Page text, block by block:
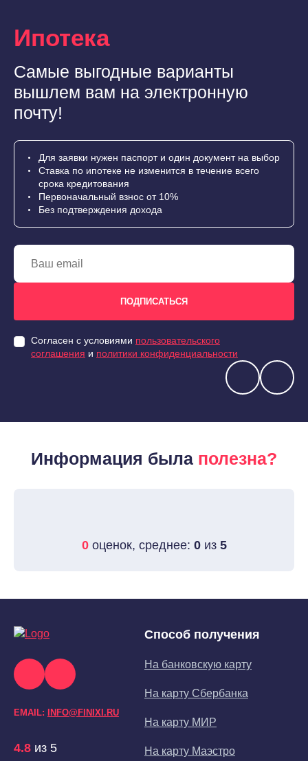
Ипотека
Самые выгодные варианты
вышлем вам на электронную
почту!
Для заявки нужен паспорт и один документ на выбор
Ставка по ипотеке не изменится в течение всего
срока кредитования
Первоначальный взнос от 10%
Без подтверждения дохода
Согласен с условиями пользовательского
соглашения и политики конфиденциальности
Информация была полезна?
0оценок, среднее: 0из 5
EMAIL: INFO@FINIXI.RU
4.8 из 5
Способ получения
На банковскую карту
На карту Сбербанка
На карту МИР
На карту Маэстро